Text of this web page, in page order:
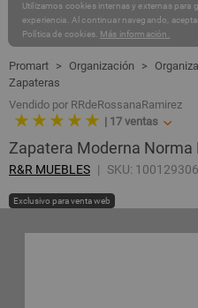
Utilizamos cookies internas y externas para
experiencia. Al continuar navegando,
Política de cookies. Más información.
Organización
Zapateras
Vendido por RRdeRossanaRamirez
★ ★ ★ ★ ★ | 17 ventas
Zapatera Moderna Norma
R&R MUEBLES SKU:
Exclusivo para venta web